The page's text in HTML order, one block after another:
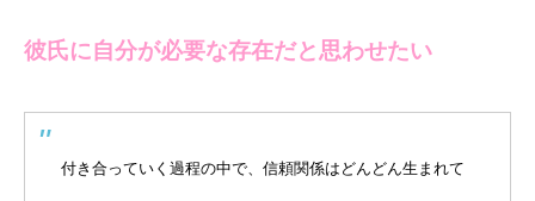
彼氏に自分が必要な存在だと思わせたい
付き合っていく過程の中で、信頼関係はどんどん生まれて